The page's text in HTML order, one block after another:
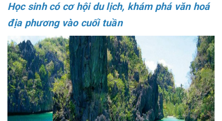
Học sinh có cơ hội du lịch, khám phá văn hoá
địa phương vào cuối tuần